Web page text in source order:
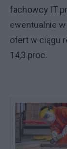
fachowcy IT
ewentualnie
ofert w ciągu
14,3 proc.